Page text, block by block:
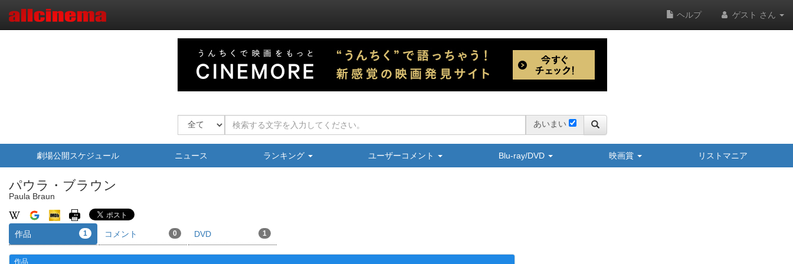
ヘルプ ゲスト さん
あいまい
劇場公開スケジュール ニュース ランキング ユーザーコメント Blu-ray/DVD 映画賞 リストマニア
パウラ・ブラウン
Paula Braun
作品 1 コメント 0 DVD 1
作品